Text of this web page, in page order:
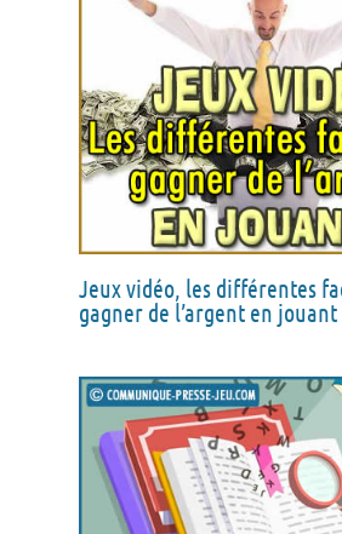
Jeux vidéo, les différentes
gagner de l’argent en jouant